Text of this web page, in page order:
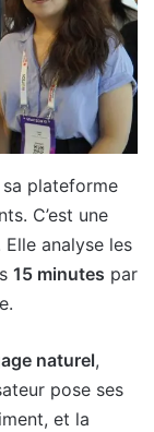
sa plateforme
C’est une
analyse les
15 minutes par
naturel,
pose ses
et la